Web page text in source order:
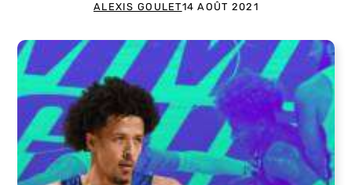
ALEXIS GOULET14 AOÛT 2021